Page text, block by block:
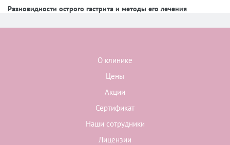
Разновидности острого гастрита и методы его лечения
О клинике
Цены
Акции
Сертификат
Наши сотрудники
Лицензии